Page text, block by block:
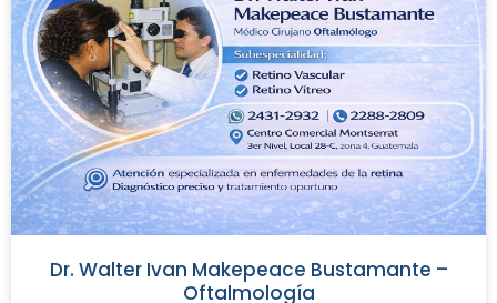
Dr. Walter Ivan Makepeace Bustamante –
Oftalmología